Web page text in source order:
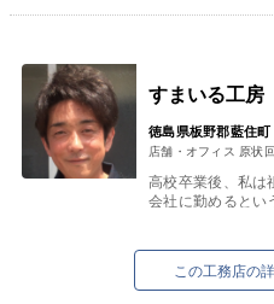
すまいる工房
徳島県板野郡藍住町
店舗・オフィス 原状
高校卒業後、私は
会社に勤めるとい
この工務店の